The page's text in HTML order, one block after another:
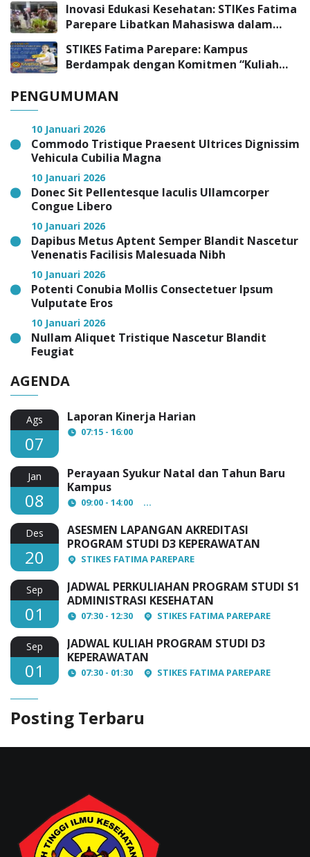
Inovasi Edukasi Kesehatan: STIKes Fatima
Parepare Libatkan Mahasiswa dalam
STIKES Fatima Parepare: Kampus
Berdampak dengan Komitmen “Kuliah
PENGUMUMAN
10 Januari 2026
Commodo Tristique Praesent Ultrices Dignissim
Vehicula Cubilia Magna
10 Januari 2026
Donec Sit Pellentesque Iaculis Ullamcorper
Congue Libero
10 Januari 2026
Dapibus Metus Aptent Semper Blandit Nascetur
Venenatis Facilisis Malesuada Nibh
10 Januari 2026
Potenti Conubia Mollis Consectetuer Ipsum
Vulputate Eros
10 Januari 2026
Nullam Aliquet Tristique Nascetur Blandit
Feugiat
AGENDA
Ags
07
Laporan Kinerja Harian
07:15 - 16:00
Jan
08
Perayaan Syukur Natal dan Tahun Baru
Kampus
09:00 - 14:00
Des
20
ASESMEN LAPANGAN AKREDITASI
PROGRAM STUDI D3 KEPERAWATAN
STIKES FATIMA PAREPARE
Sep
01
JADWAL PERKULIAHAN PROGRAM STUDI S1
ADMINISTRASI KESEHATAN
07:30 - 12:30 STIKES FATIMA PAREPARE
Sep
01
JADWAL KULIAH PROGRAM STUDI D3
KEPERAWATAN
07:30 - 01:30 STIKES FATIMA PAREPARE
Posting Terbaru